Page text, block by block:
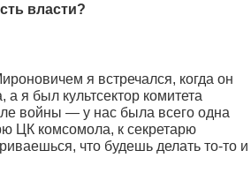
власти?
я встречался, когда он
я был культсектор комитета
войны — у нас была всего одна
ЦК комсомола, к секретарю
что будешь делать то-то и